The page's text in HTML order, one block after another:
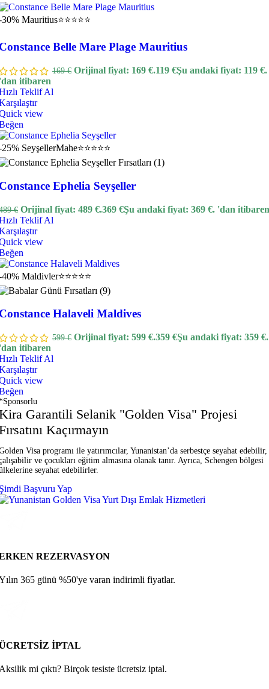
30% Mauritius⭐⭐⭐⭐⭐
Belle Mare Plage Mauritius
169€ Orijinal fiyat: 169 €.119 €Şu andaki fiyat: 119 €.
itibaren
Teklif Al
view
25% SeyşellerMahe⭐⭐⭐⭐⭐
Ephelia Seyşeller
€ Orijinal fiyat: 489 €.369 €Şu andaki fiyat: 369 €. 'dan itibaren
Teklif Al
view
40% Maldivler⭐⭐⭐⭐⭐
Halaveli Maldives
599€ Orijinal fiyat: 599 €.359 €Şu andaki fiyat: 359 €.
itibaren
Teklif Al
view
Garantili Selanik "Golden Visa" Projesi
Kaçırmayın
Visa programı ile yatırımcılar, Yunanistan’da serbestçe seyahat edebilir,
ve çocukları eğitim almasına olanak tanır. Ayrıca, Schengen bölgesi
seyahat edebilirler.
Başvuru Yap
REZERVASYON
365 günü %50'ye varan indirimli fiyatlar.
İPTAL
mi çıktı? Birçok tesiste ücretsiz iptal.